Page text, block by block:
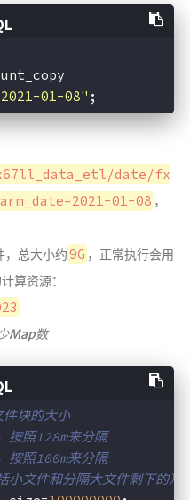
01-08" ;
date/fx
01-08 ，
，总大小约9G ，正常执行会用
算资源：
Map数
块的大小
按照128m来分隔
按照100m来分隔
小文件和分隔大文件剩下的）